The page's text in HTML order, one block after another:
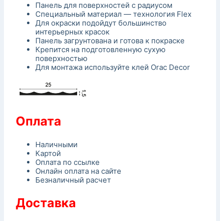
Панель для поверхностей с радиусом
Специальный материал — технология Flex
Для окраски подойдут большинство
интерьерных красок
Панель загрунтована и готова к покраске
Крепится на подготовленную сухую
поверхностью
Для монтажа используйте клей Orac Decor
Оплата
Наличными
Картой
Оплата по ссылке
Онлайн оплата на сайте
Безналичный расчет
Доставка